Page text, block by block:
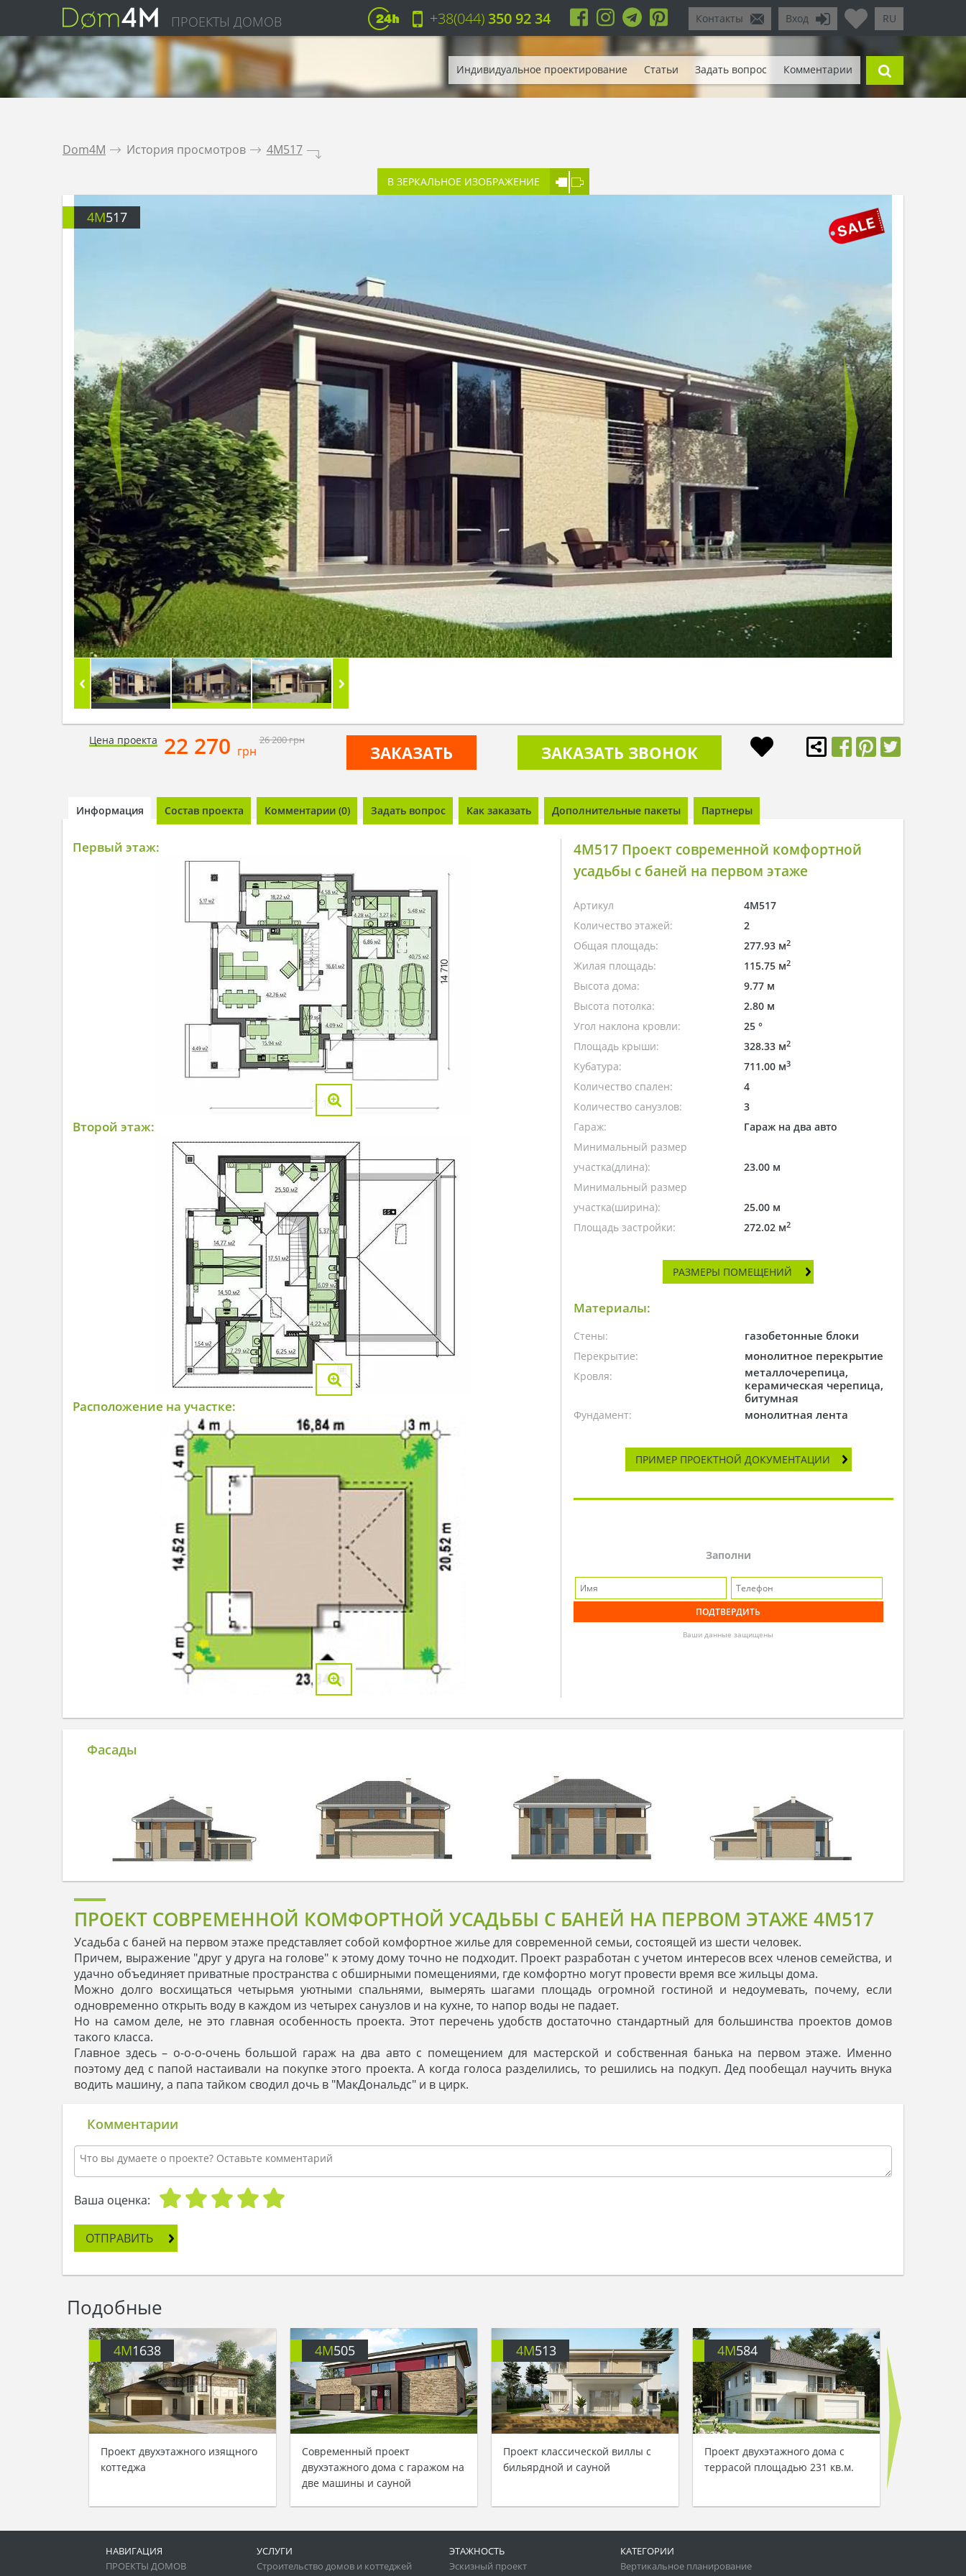
ПРОЕКТЫ ДОМОВ RU
Вход
Контакты
+38(044)350 92 34
Индивидуальное проектирование Статьи Задать вопрос Комментарии
Dom4M . История просмотров . 4M517 .
В ЗЕРКАЛЬНОЕ ИЗОБРАЖЕНИЕ
4M517
Цена проекта 22 270 грн
26 200грн
ЗАКАЗАТЬ ЗАКАЗАТЬ ЗВОНОК
Информация Состав проекта Комментарии (0) Задать вопрос Как заказать Дополнительные пакеты Партнеры
Первый этаж:
Второй этаж:
Расположение на участке:
4M517 Проект современной комфортной
усадьбы с баней на первом этаже
Артикул
4M517
Количество этажей:
2
Общая площадь:
277.93 м2
Жилая площадь: 115.75 м2
Высота дома:
9.77 м
Высота потолка:
2.80 м
Угол наклона кровли:
25 °
Площадь крыши:
328.33 м2
Кубатура: 711.00 м3
Количество спален:
4
Количество санузлов:
3
Гараж:
Гараж на два авто
Минимальный размер
участка(длина):
23.00 м
Минимальный размер
участка(ширина):
25.00 м
Площадь застройки:
272.02 м2
РАЗМЕРЫ ПОМЕЩЕНИЙ
Материалы:
Стены: газобетонные блоки
Перекрытие: монолитное перекрытие
Кровля:
металлочерепица,
керамическая черепица,
битумная
Фундамент: монолитная лента
ПРИМЕР ПРОЕКТНОЙ ДОКУМЕНТАЦИИ
Заполни
Ваши данные защищены
Фасады
ПРОЕКТ СОВРЕМЕННОЙ КОМФОРТНОЙ УСАДЬБЫ С БАНЕЙ НА ПЕРВОМ ЭТАЖЕ 4M517
Усадьба с баней на первом этаже представляет собой комфортное жилье для современной семьи, состоящей из шести человек.
Причем, выражение "друг у друга на голове" к этому дому точно не подходит. Проект разработан с учетом интересов всех членов семейства, и
удачно объединяет приватные пространства с обширными помещениями, где комфортно могут провести время все жильцы дома.
Можно долго восхищаться четырьмя уютными спальнями, вымерять шагами площадь огромной гостиной и недоумевать, почему, если
одновременно открыть воду в каждом из четырех санузлов и на кухне, то напор воды не падает.
Но на самом деле, не это главная особенность проекта. Этот перечень удобств достаточно стандартный для большинства проектов домов
такого класса.
Главное здесь – о-о-о-очень большой гараж на два авто с помещением для мастерской и собственная банька на первом этаже. Именно
поэтому дед с папой настаивали на покупке этого проекта. А когда голоса разделились, то решились на подкуп. Дед пообещал научить внука
водить машину, а папа тайком сводил дочь в "МакДональдс" и в цирк.
Комментарии
Ваша оценка:
ОТПРАВИТЬ
Подобные
4M1638
Проект двухэтажного изящного
коттеджа
4M505
Современный проект
двухэтажного дома с гаражом на
две машины и сауной
4M513
Проект классической виллы с
бильярдной и сауной
4M584
Проект двухэтажного дома с
террасой площадью 231 кв.м.
НАВИГАЦИЯ
ПРОЕКТЫ ДОМОВ
УСЛУГИ
Строительство домов и коттеджей
ЭТАЖНОСТЬ
Эскизный проект
КАТЕГОРИИ
Вертикальное планирование